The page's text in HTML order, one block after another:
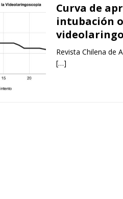
Curva de
intubación
Revista Chilena de
[…]